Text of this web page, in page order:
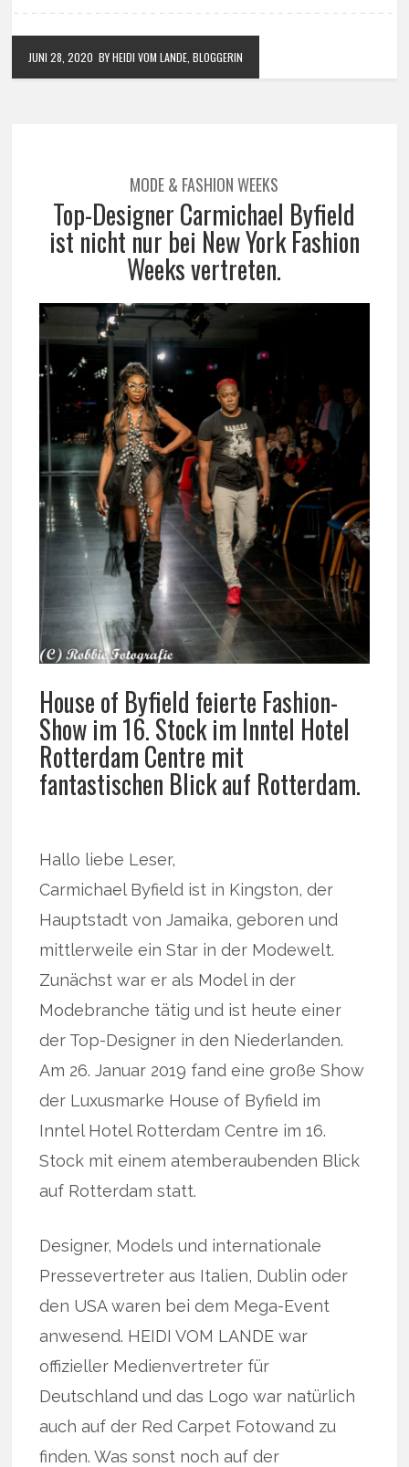
JUNI 28, 2020 BY HEIDI VOM LANDE, BLOGGERIN
MODE & FASHION WEEKS
Top-Designer Carmichael Byfield
ist nicht nur bei New York Fashion
Weeks vertreten.
House of Byfield feierte Fashion-
Show im 16. Stock im Inntel Hotel
Rotterdam Centre mit
fantastischen Blick auf Rotterdam.
Hallo liebe Leser,
Carmichael Byfield ist in Kingston, der
Hauptstadt von Jamaika, geboren und
mittlerweile ein Star in der Modewelt.
Zunächst war er als Model in der
Modebranche tätig und ist heute einer
der Top-Designer in den Niederlanden.
Am 26. Januar 2019 fand eine große Show
der Luxusmarke House of Byfield im
Inntel Hotel Rotterdam Centre im 16.
Stock mit einem atemberaubenden Blick
auf Rotterdam statt.
Designer, Models und internationale
Pressevertreter aus Italien, Dublin oder
den USA waren bei dem Mega-Event
anwesend. HEIDI VOM LANDE war
offizieller Medienvertreter für
Deutschland und das Logo war natürlich
auch auf der Red Carpet Fotowand zu
finden. Was sonst noch auf der